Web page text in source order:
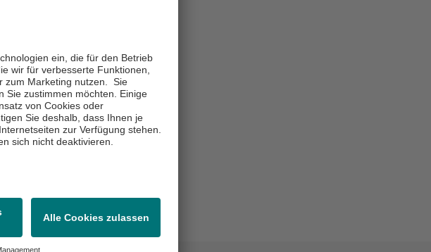
zu lokalisieren.
Beschwerden haben,
Arzt aufzusuchen. In
eine medizinische
untersuchen Sie
Behandlung zu